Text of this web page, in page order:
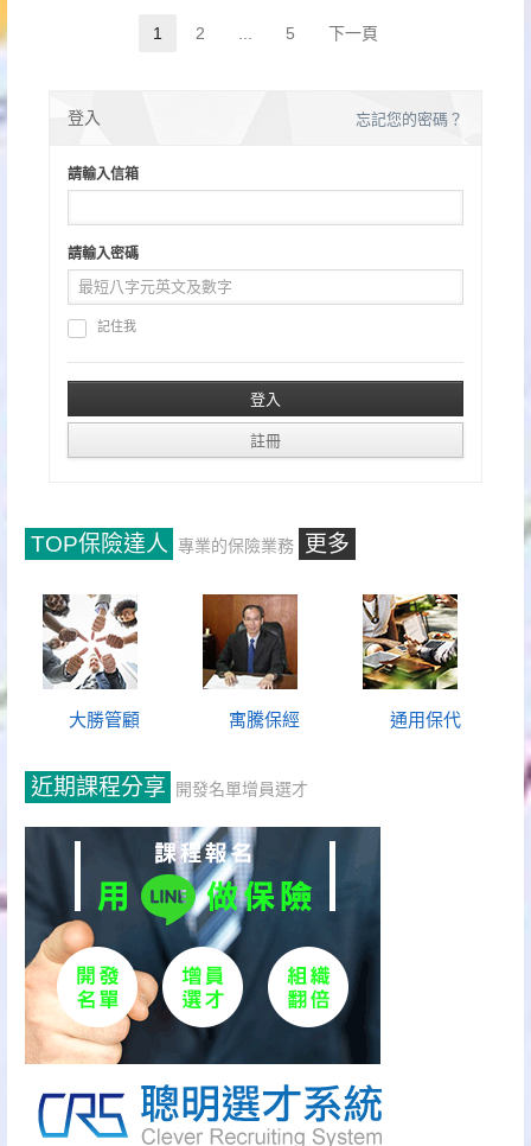
Page
1 Page
2 Page
5 下一頁
登入 忘記您的密碼？
請輸入信箱
請輸入密碼
記住我
TOP保險達人 專業的保險業務 更多
大勝管顧 寓騰保經 通用保代
近期課程分享 開發名單增員選才